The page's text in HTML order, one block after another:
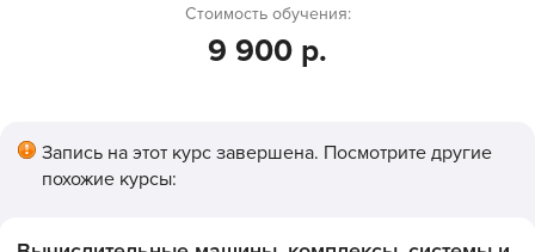
Стоимость обучения:
9 900 р.
Запись на этот курс завершена. Посмотрите другие
похожие курсы: